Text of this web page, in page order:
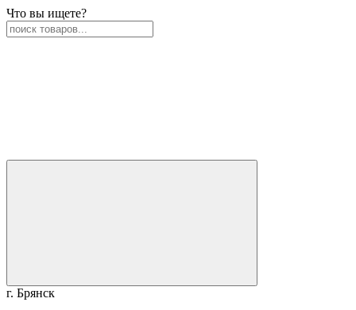
Что вы ищете?
г. Брянск